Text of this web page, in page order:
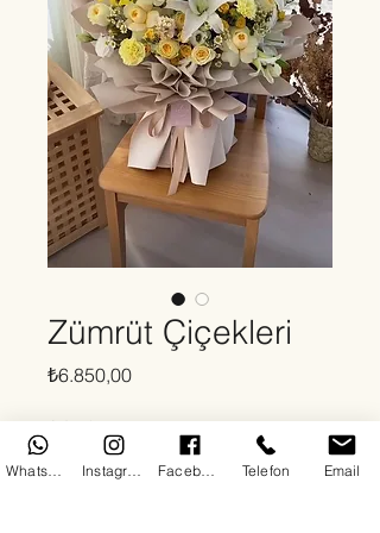
Zümrüt Çiçekleri
₺6.850,00Fiyat
Adet *
Telefon Email